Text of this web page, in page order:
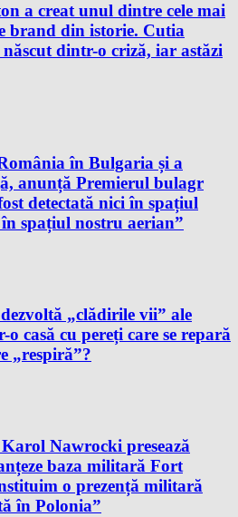
a creat unul dintre cele mai
brand din istorie. Cutia
dintr-o criză, iar astăzi
în Bulgaria și a
anunță Premierul bulagr
detectată nici în spațiul
spațiul nostru aerian”
„clădirile vii” ale
casă cu pereți care se repară
„respiră”?
Nawrocki presează
baza militară Fort
o prezență militară
în Polonia”